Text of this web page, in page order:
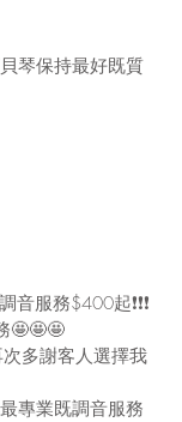
琴保持最好既質
服務$400起❗️❗️❗️
🤩🤩🤩
多謝客人選擇我
專業既調音服務